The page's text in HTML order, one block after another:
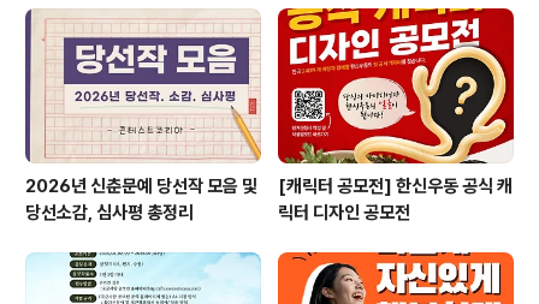
송부하면 끝!(메일제목:작사공모전_성함_제목) 필수 ◎ 주
제주제 제한 없이 자율 ◎ 문 의Fusioncandy@naver.c
om ..
2026년 신춘문예 당선작 모음 및
당선소감, 심사평 총정리
[캐릭터 공모전] 한신우동 공식 캐
릭터 디자인 공모전